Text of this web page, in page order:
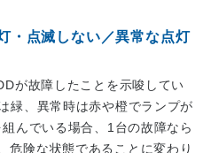
・点滅しない／異常な点灯
が故障したことを示唆してい
緑、異常時は赤や橙でランプが
んでいる場合、1台の故障なら
危険な状態であることに変わり